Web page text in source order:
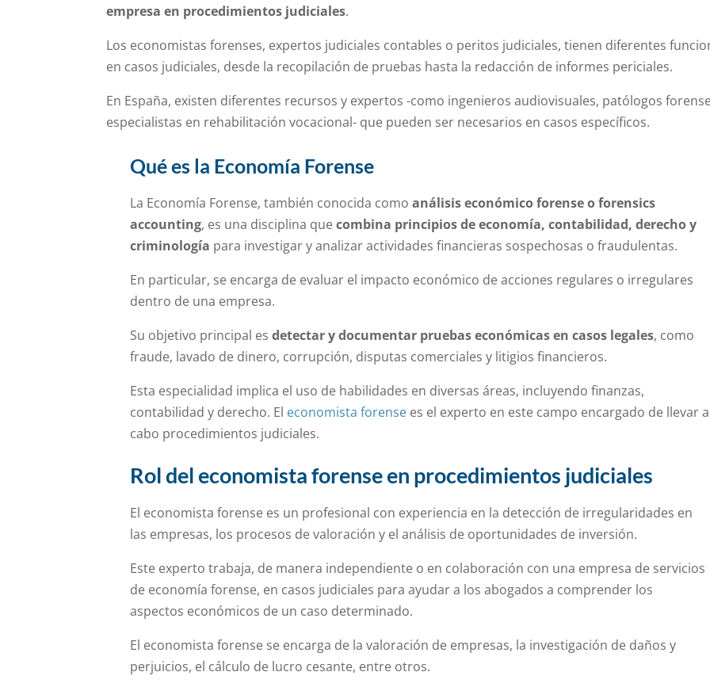
empresa en procedimientos judiciales.
Los economistas forenses, expertos judiciales contables o peritos judiciales, tienen diferentes
en casos judiciales, desde la recopilación de pruebas hasta la redacción de informes periciales.
En España, existen diferentes recursos y expertos -como ingenieros audiovisuales, patólogos
especialistas en rehabilitación vocacional- que pueden ser necesarios en casos específicos.
Qué es la Economía Forense
La Economía Forense, también conocida comoanálisis económico forense o forensics
accounting, es una disciplina quecombina principios de economía, contabilidad, derecho y
criminología para investigar y analizar actividades financieras sospechosas o fraudulentas.
En particular, se encarga de evaluar el impacto económico de acciones regulares o irregulares
dentro de una empresa.
Su objetivo principal esdetectar y documentar pruebas económicas en casos legales, como
fraude, lavado de dinero, corrupción, disputas comerciales y litigios financieros.
Esta especialidad implica el uso de habilidades en diversas áreas, incluyendo finanzas,
contabilidad y derecho. El economista forense es el experto en este campo encargado de llevar a
cabo procedimientos judiciales.
Rol del economista forense en procedimientos judiciales
El economista forense es un profesional con experiencia en la detección de irregularidades en
las empresas, los procesos de valoración y el análisis de oportunidades de inversión.
Este experto trabaja, de manera independiente o en colaboración con una empresa de servicios
de economía forense, en casos judiciales para ayudar a los abogados a comprender los
aspectos económicos de un caso determinado.
El economista forense se encarga de la valoración de empresas, la investigación de daños y
perjuicios, el cálculo de lucro cesante, entre otros.